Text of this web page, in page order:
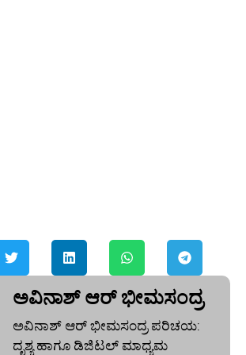
ಅವಿನಾಶ್‌ ಆರ್‌ ಭೀಮಸಂದ್ರ
ಅವಿನಾಶ್‌ ಆರ್‌ ಭೀಮಸಂದ್ರ ಪರಿಚಯ:
ದೃಶ್ಯ ಹಾಗೂ ಡಿಜಿಟಲ್ ಮಾಧ್ಯಮ